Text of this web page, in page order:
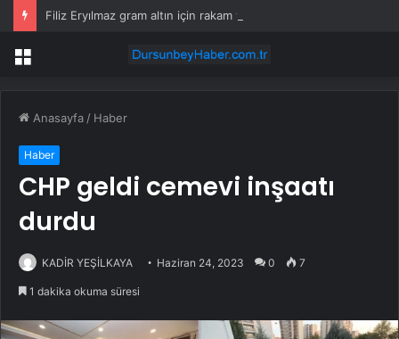
Menü
Anasayfa / Haber
Haber
CHP geldi cemevi inşaatı
durdu
KADİR YEŞİLKAYA Haziran 24, 2023 0 7
1 dakika okuma süresi